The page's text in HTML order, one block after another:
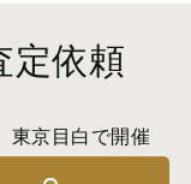
定依頼
東京目白で開催